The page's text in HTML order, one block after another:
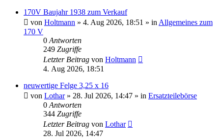
170V Baujahr 1938 zum Verkauf
von Holtmann » 4. Aug 2026, 18:51 » in Allgemeines zum
170 V
0 Antworten
249 Zugriffe
Letzter Beitrag von Holtmann
4. Aug 2026, 18:51
neuwertige Felge 3,25 x 16
von Lothar» 28. Jul 2026, 14:47 » in Ersatzteilebörse
0 Antworten
344 Zugriffe
Letzter Beitrag von Lothar
28. Jul 2026, 14:47